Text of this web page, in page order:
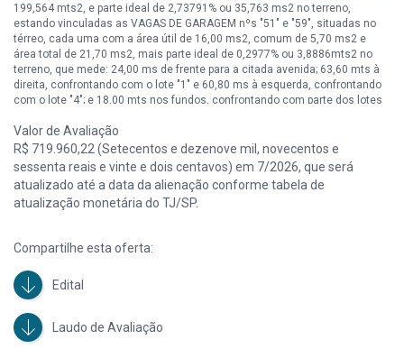
199,564 mts2, e parte ideal de 2,73791% ou 35,763 ms2 no terreno,
estando vinculadas as VAGAS DE GARAGEM nºs "51" e "59", situadas no
térreo, cada uma com a área útil de 16,00 ms2, comum de 5,70 ms2 e
área total de 21,70 ms2, mais parte ideal de 0,2977% ou 3,8886mts2 no
terreno, que mede: 24,00 ms de frente para a citada avenida; 63,60 mts à
direita, confrontando com o lote "1" e 60,80 ms à esquerda, confrontando
com o lote "4"; e 18,00 mts nos fundos, confrontando com parte dos lotes
13 e 14 desta matrícula que o imóvel desta matrícula foi dado em
alienação fiduciária a EMPRESA GESTORA DE ATIVOS –EMGEA. Consta na
Av.16 desta matrícula a penhora exequenda do imóvel desta matrícula,
sendo nomeados depositários executados. Consta na Av.18 desta
matrícula que nos autos Processo nº 0018355-46.2019.8.26.0114, em
trâmite na 3ª Vara da Família e Sucessões da Comarca de Campinas/SP,
executados.
Débito desta ação no valor de R$ 1.599.054,60 (maio/2024).
Consta às fls. 285 dos autos que sobre o imóvel recaem débitos fiduciários
no valor total de R$ 579.457,94, atualizados para março de 2024.
Valor de Avaliação
R$ 719.960,22 (Setecentos e dezenove mil, novecentos e
sessenta reais e vinte e dois centavos) em 7/2026, que será
atualizado até a data da alienação conforme tabela de
atualização monetária do TJ/SP.
Compartilhe esta oferta:
Edital
Laudo de Avaliação